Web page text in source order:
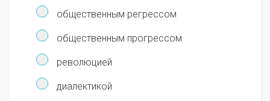
общественным регрессом
общественным прогрессом
революцией
диалектикой